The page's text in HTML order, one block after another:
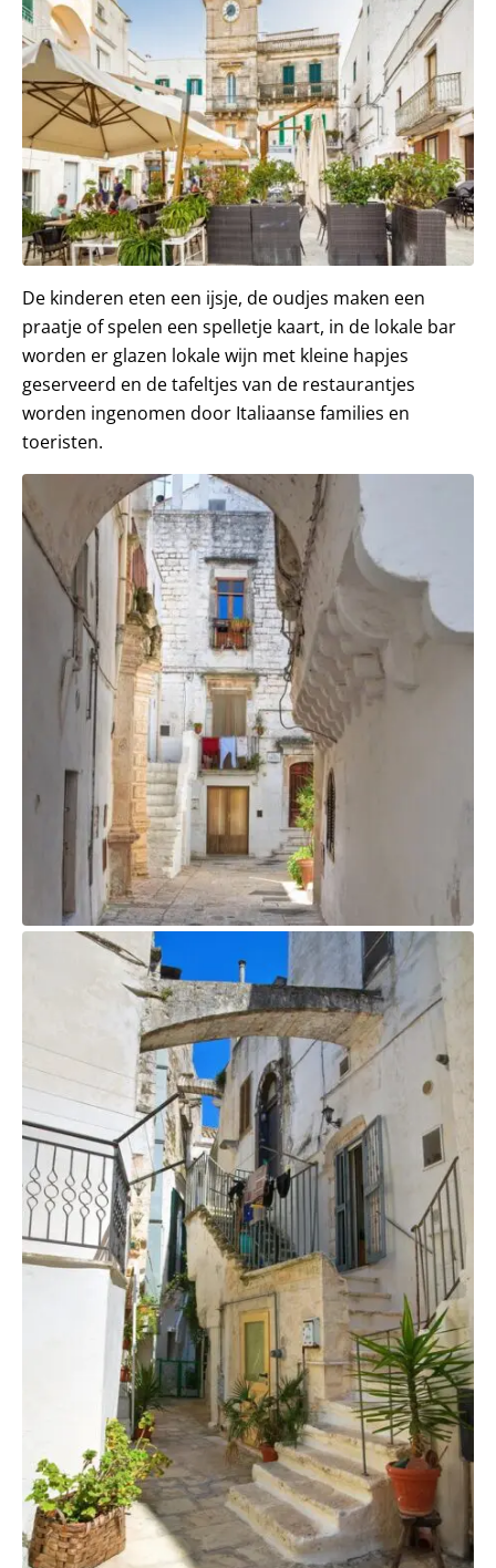
De kinderen eten een ijsje, de oudjes maken een
praatje of spelen een spelletje kaart, in de lokale bar
worden er glazen lokale wijn met kleine hapjes
geserveerd en de tafeltjes van de restaurantjes
worden ingenomen door Italiaanse families en
toeristen.